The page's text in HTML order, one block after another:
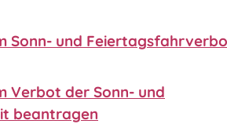
Sonn- und
Verbot der Sonn- und
beantragen